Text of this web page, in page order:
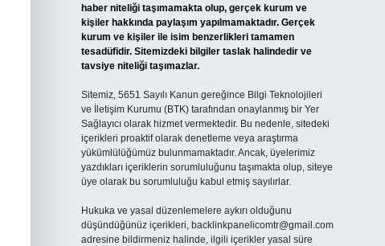
haber niteliği taşımamakta olup, gerçek kurum ve
kişiler hakkında paylaşım yapılmamaktadır. Gerçek
kurum ve kişiler ile isim benzerlikleri tamamen
tesadüfidir. Sitemizdeki bilgiler taslak halindedir ve
tavsiye niteliği taşımazlar.
Sitemiz, 5651 Sayılı Kanun gereğince Bilgi Teknolojileri
ve İletişim Kurumu (BTK) tarafından onaylanmış bir Yer
Sağlayıcı olarak hizmet vermektedir. Bu nedenle, sitedeki
içerikleri proaktif olarak denetleme veya araştırma
yükümlülüğümüz bulunmamaktadır. Ancak, üyelerimiz
yazdıkları içeriklerin sorumluluğunu taşımakta olup, siteye
üye olarak bu sorumluluğu kabul etmiş sayılırlar.
Hukuka ve yasal düzenlemelere aykırı olduğunu
düşündüğünüz içerikleri, backlinkpanelicomtr@gmail.com
adresine bildirmeniz halinde, ilgili içerikler yasal süre